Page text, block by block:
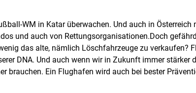
WM in Katar überwachen. Und auch in
und auch von Rettungsorganisationen.Doch
das alte, nämlich Löschfahrzeuge zu verkaufen?
DNA. Und auch wenn wir in Zukunft immer stärker
brauchen. Ein Flughafen wird auch bei bester